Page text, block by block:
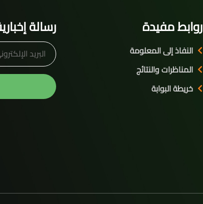
روابط مفيدة
النفاذ إلى المعلومة
المناظرات والنتائج
خريطة البوابة
رسالة